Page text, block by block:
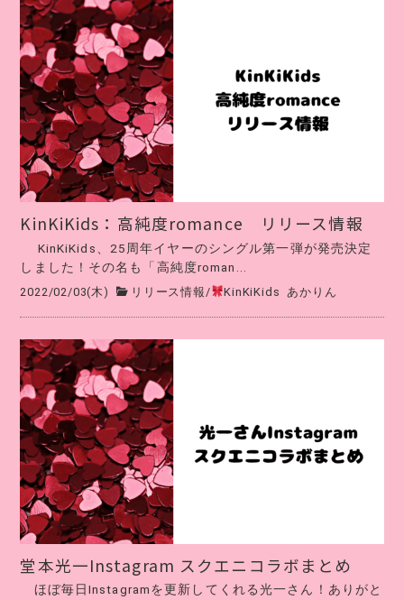
KinKiKids：高純度romance リリース情報
KinKiKids、25周年イヤーのシングル第一弾が発売決定
しました！その名も「高純度roman...
2022/02/03(木) リリース情報 / KinKiKids あかりん
堂本光一Instagram スクエニコラボまとめ
ほぼ毎日Instagramを更新してくれる光一さん！ありがと